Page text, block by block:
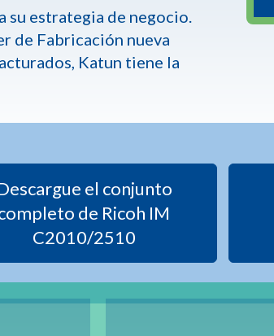
su estrategia de negocio.
de Fabricación nueva
Katun tiene la
el conjunto
de Ricoh IM
C2010/2510